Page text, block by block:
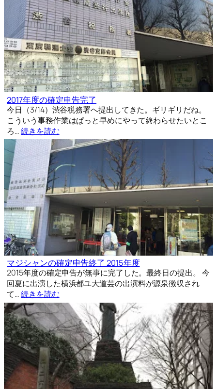
2017年度の確定申告完了
今日（3/14）渋谷税務署へ提出してきた。ギリギリだね。
こういう事務作業はぱっと早めにやって終わらせたいとこ
ろ…続きを読む
マジシャンの確定申告終了 2015年度
2015年度の確定申告が無事に完了した。最終日の提出。 今
回夏に出演した横浜都ユ大道芸の出演料が源泉徴収され
て…続きを読む